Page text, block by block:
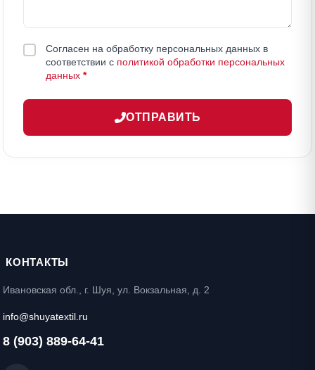
Согласен на обработку персональных данных в
соответствии с политикой обработки персональных
данных *
ОТПРАВИТЬ
КОНТАКТЫ
Ивановская обл., г. Шуя, ул. Вокзальная, д. 2
info@shuyatextil.ru
8 (903) 889-64-41